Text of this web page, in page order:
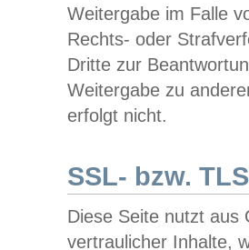
Weitergabe im Falle
Rechts- oder
Dritte zur
Weitergabe zu
erfolgt nicht.
SSL- bzw.
Diese Seite nutzt aus
vertraulicher Inhalte,